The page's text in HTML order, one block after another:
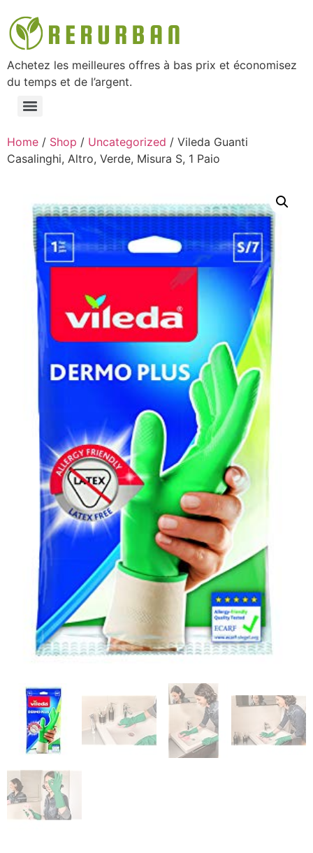
Achetez les meilleures offres à bas prix et économisez
du temps et de l’argent.
Home / Shop / Uncategorized / Vileda Guanti
Casalinghi, Altro, Verde, Misura S, 1 Paio